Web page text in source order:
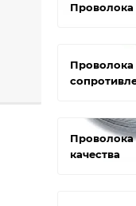
Проволока
Проволока
качества